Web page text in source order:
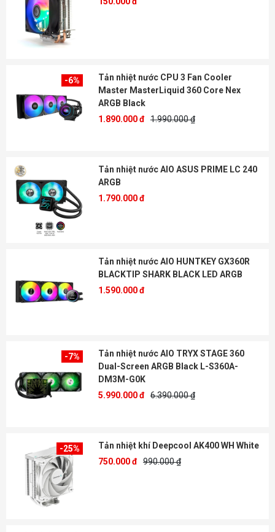
-6%
Tản nhiệt nước CPU 3 Fan Cooler
Master MasterLiquid 360 Core Nex
ARGB Black
1.890.000 đ 1.990.000 ₫
Tản nhiệt nước AIO ASUS PRIME LC 240
ARGB
1.790.000 đ
Tản nhiệt nước AIO HUNTKEY GX360R
BLACKTIP SHARK BLACK LED ARGB
1.590.000 đ
-7%
Tản nhiệt nước AIO TRYX STAGE 360
Dual-Screen ARGB Black L-S360A-
DM3M-G0K
5.990.000 đ 6.390.000 ₫
-25%
Tản nhiệt khí Deepcool AK400 WH White
750.000 đ 990.000 ₫